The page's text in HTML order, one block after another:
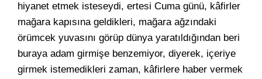
hiyanet etmek isteseydi, ertesi Cuma günü, kâfirler
mağara kapısına geldikleri, mağara ağzındaki
örümcek yuvasını görüp dünya yaratıldığından beri
buraya adam girmişe benzemiyor, diyerek, içeriye
girmek istemedikleri zaman, kâfirlere haber vermek